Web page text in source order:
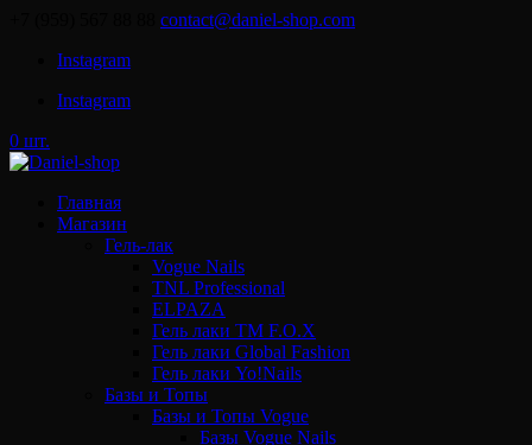
contact@daniel-shop.com
Instagram
Instagram
0 шт.
Главная
Магазин
Гель-лак
Vogue Nails
TNL Professional
ELPAZA
Гель лаки ТМ F.O.X
Гель лаки Global Fashion
Гель лаки Yo!Nails
Базы и Топы
Базы и Топы Vogue
Базы Vogue Nails